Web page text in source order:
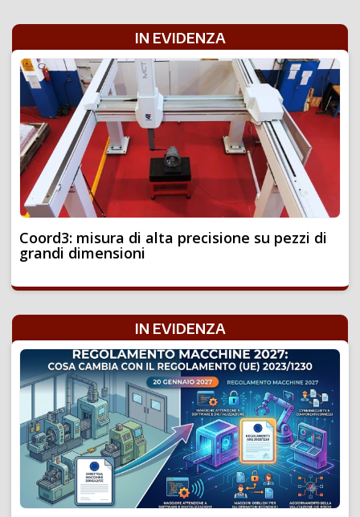
IN EVIDENZA
Coord3: misura di alta precisione su pezzi di
grandi dimensioni
IN EVIDENZA